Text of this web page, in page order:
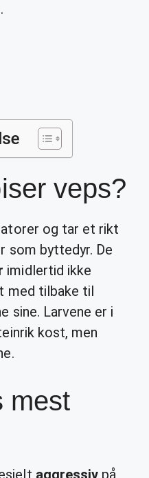
.
veps?
og tar et rikt
som byttedyr. De
imidlertid ikke
med tilbake til
sine. Larvene er i
kost, men
mest
aggressivpå